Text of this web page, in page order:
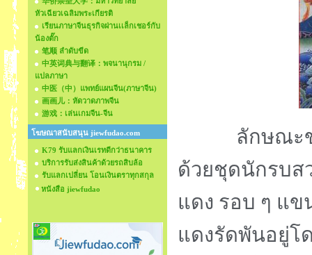
หัวเฉียวเฉลิมพระเกียรติ
เรียนภาษาจีนธุรกิจผ่านเเล็กเชอร์กับ
น้องตั๊ก
笔顺 ลำดับขีด
中英词典与翻译：พจนานุกรม /
แปลภาษา
中医（中）แพทย์แผนจีน(ภาษาจีน)
画画儿：หัดวาดภาพจีน
游戏：เล่นเกมจีน-จีน
โฆษณาสนับสนุน jiewfudao.com
K79 รับแลกเงินเรทดีกว่าธนาคาร
บริการรับส่งสินค้าด้วยรถสิบล้อ
รับแลกเปลี่ยน โอนเงินตราทุกสกุล
หนังสือ jiewfudao
ลักษณะของ
ด้วยชุดนักรบส
แดง รอบ ๆ แข
แดงรัดพันอยู่โ